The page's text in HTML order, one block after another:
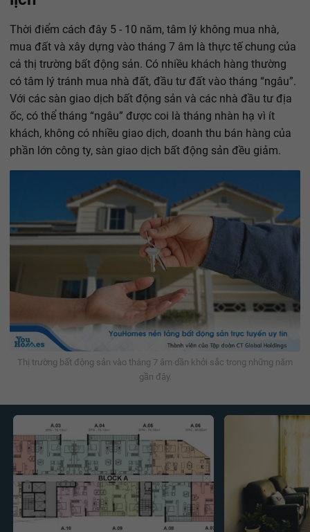
Thời điểm cách đây 5 - 10 năm, tâm lý không mua nhà,
mua đất và xây dựng vào tháng 7 âm là thực tế chung của
cả thị trường bất động sản. Có nhiều khách hàng thường
có tâm lý tránh mua nhà đất, đầu tư đất vào tháng “ngâu”.
Với các sàn giao dịch bất động sản và các nhà đầu tư địa
ốc, có thể tháng “ngâu” được coi là tháng nhàn hạ vì ít
khách, không có nhiều giao dịch, doanh thu bán hàng của
phần lớn công ty, sàn giao dịch bất động sản đều giảm.
Thị trường bất động sản vào tháng 7 âm dần khởi sắc trong những năm
gần đây.